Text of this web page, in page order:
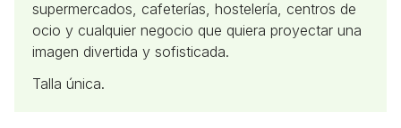
supermercados, cafeterías, hostelería, centros de
ocio y cualquier negocio que quiera proyectar una
imagen divertida y sofisticada.
Talla única.